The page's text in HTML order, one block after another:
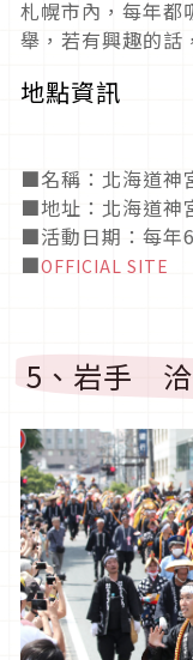
札幌市內，每年都
舉，若有興趣的話
地點資訊
■名稱：北海道神
■地址：北海道神
■活動日期：每年
■OFFICIAL SITE
5、岩手 洽